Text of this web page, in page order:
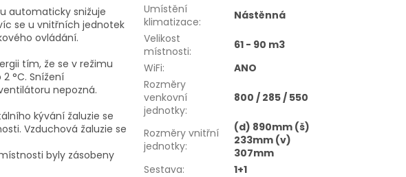
automaticky snižuje
se u vnitřních jednotek
ovládání.
tím, že se v režimu
°C. Snížení
nepozná.
kývání žaluzie se
Vzduchová žaluzie se
byly zásobeny
Umístění
klimatizace:
Nástěnná
Velikost
místnosti:
61 - 90 m3
WiFi:
ANO
Rozměry
venkovní
jednotky:
800 / 285 / 550
Rozměry vnitřní
jednotky:
(d) 890mm (š)
233mm (v)
307mm
Sestava:
1+1